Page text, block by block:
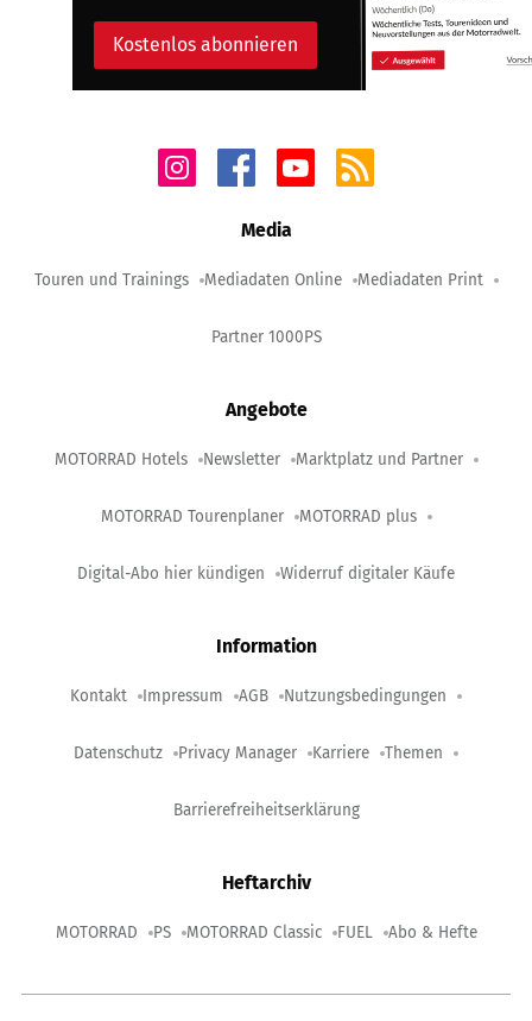
Kostenlos abonnieren
Media
Touren und Trainings Mediadaten Online Mediadaten Print
Partner 1000PS
Angebote
MOTORRAD Hotels Newsletter Marktplatz und Partner
MOTORRAD Tourenplaner MOTORRAD plus
Digital-Abo hier kündigen Widerruf digitaler Käufe
Information
Kontakt Impressum AGB Nutzungsbedingungen
Datenschutz Privacy Manager Karriere Themen
Barrierefreiheitserklärung
Heftarchiv
MOTORRAD PS MOTORRAD Classic FUEL Abo & Hefte